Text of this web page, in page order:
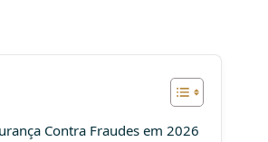
Contra Fraudes em 2026